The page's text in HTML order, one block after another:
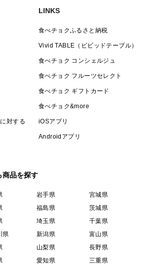
お願い致します。
点
かかることがございますので、お届
程お時間いただく場合がございま
対する
LINKS
食べチョクふるさと納税
Vivid TABLE（ビビッドテーブル）
食べチョク コンシェルジュ
食べチョク フルーツセレクト
食べチョク ギフトカード
食べチョク&more
iOSアプリ
Androidアプリ
商品を探す
岩手県
宮城県
福島県
茨城県
埼玉県
千葉県
県 新潟県
富山県
山梨県
長野県
愛知県 三重県